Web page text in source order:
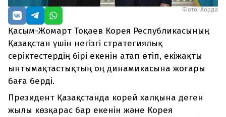
Фото: Ақорда
Қасым-Жомарт Тоқаев Корея Республикасының
Қазақстан үшін негізгі стратегиялық
серіктестердің бірі екенін атап өтіп, екіжақты
ынтымақтастықтың оң динамикасына жоғары
баға берді.
Президент Қазақстанда корей халқына деген
жылы көзқарас бар екенін және Корея